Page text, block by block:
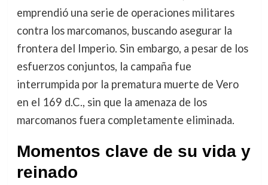
emprendió una serie de operaciones militares
contra los marcomanos, buscando asegurar la
frontera del Imperio. Sin embargo, a pesar de los
esfuerzos conjuntos, la campaña fue
interrumpida por la prematura muerte de Vero
en el 169 d.C., sin que la amenaza de los
marcomanos fuera completamente eliminada.
Momentos clave de su vida y
reinado